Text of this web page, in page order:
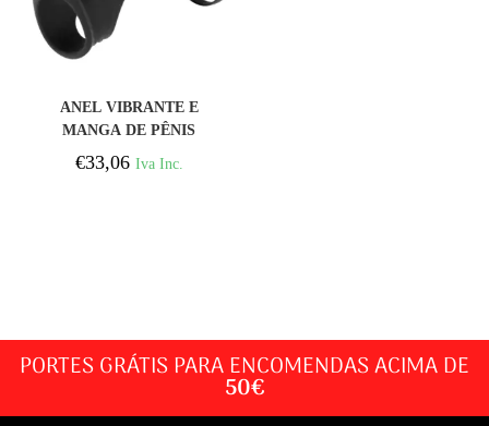
ANEL VIBRANTE E
MANGA DE PÊNIS
MORESSA BRANDON
€33,06 Iva Inc.
PORTES GRÁTIS PARA ENCOMENDAS ACIMA DE
50€